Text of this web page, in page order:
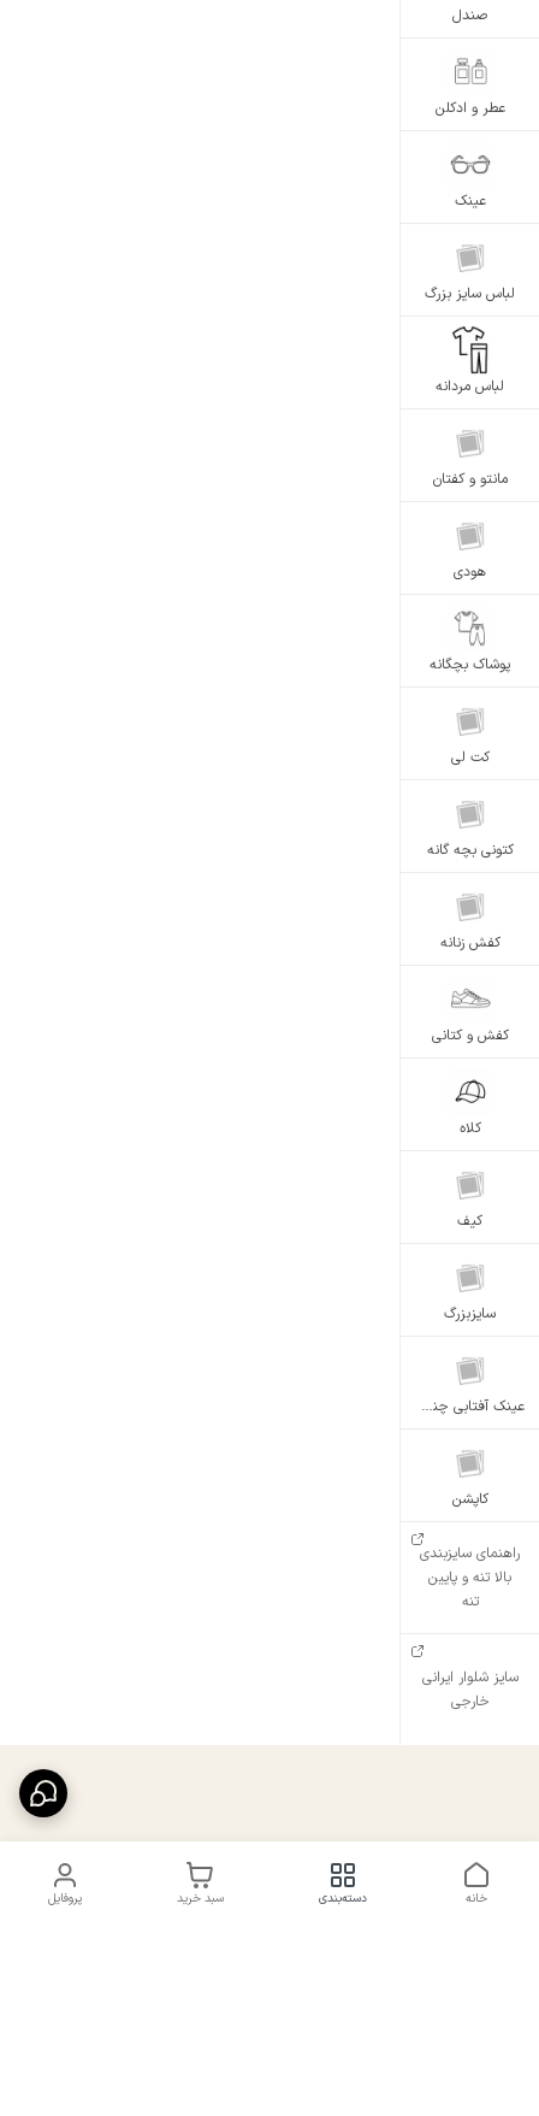
صندل
عطر و ادکلن
عینک
لباس سایز بزرگ
لباس مردانه
مانتو و کفتان
هودی
پوشاک بچگانه
کت لی
کتونی بچه گانه
کفش زنانه
کفش و کتانی
کلاه
کیف
سایزبزرگ
عینک آفتابی چندضلعی رنگ عسلی
کاپشن
راهنمای سایزبندی
بالا تنه و پایین
تنه
سایز شلوار ایرانی
خارجی
پروفایل سبد خرید دسته‌بندی خانه